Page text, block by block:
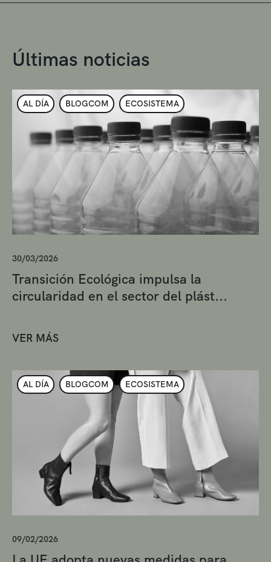
Últimas noticias
AL DÍA BLOGCOM ECOSISTEMA
30/03/2026
Transición Ecológica impulsa la
circularidad en el sector del plást...
VER MÁS
AL DÍA BLOGCOM ECOSISTEMA
09/02/2026